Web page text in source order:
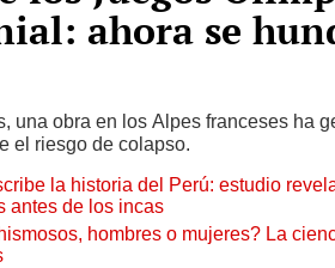
ahora se
una obra en los Alpes franceses ha
el riesgo de colapso.
la historia del Perú: estudio
antes de los incas
hombres o mujeres? La